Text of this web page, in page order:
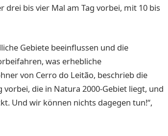
drei bis vier Mal am Tag vorbei, mit 10 bis
Gebiete beeinflussen und die
was erhebliche
von Cerro do Leitão, beschrieb die
die in Natura 2000-Gebiet liegt, und
Und wir können nichts dagegen tun!“,